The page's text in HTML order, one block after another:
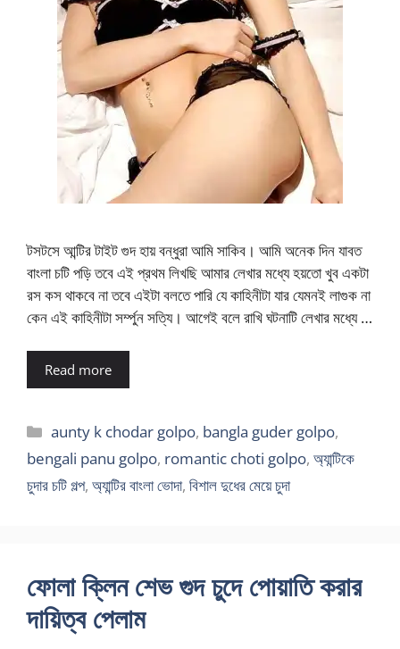
টসটসে আন্টির টাইট গুদ হায় বন্ধুরা আমি সাকিব। আমি অনেক দিন যাবত
বাংলা চটি পড়ি তবে এই প্রথম লিখছি আমার লেখার মধ্যে হয়তো খুব একটা
রস কস থাকবে না তবে এইটা বলতে পারি যে কাহিনীটা যার যেমনই লাগুক না
কেন এই কাহিনীটা সর্ম্পুন সত্যি। আগেই বলে রাখি ঘটনাটি লেখার মধ্যে …
Read more
Categories
aunty k chodar golpo, bangla guder golpo,
bengali panu golpo, romantic choti golpo, অ্যান্টিকে
চুদার চটি গল্প, অ্যান্টির বাংলা ভোদা, বিশাল দুধের মেয়ে চুদা
ফোলা ক্লিন শেভ গুদ চুদে পোয়াতি করার
দায়িত্ব পেলাম